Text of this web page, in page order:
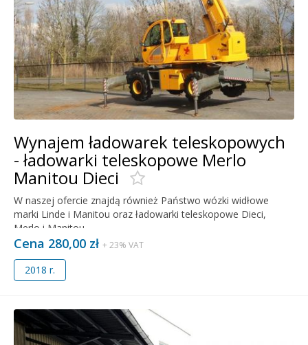
Wynajem ładowarek teleskopowych
- ładowarki teleskopowe Merlo
Manitou Dieci
W naszej ofercie znajdą również Państwo wózki widłowe
marki Linde i Manitou oraz ładowarki teleskopowe Dieci,
Merlo i Manitou.
Cena 280,00 zł + 23% VAT
2018 r.